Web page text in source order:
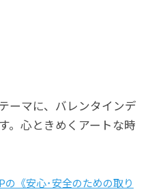
ーマに、バレンタインデ
。心ときめくアートな時
の《安心･安全のための取り